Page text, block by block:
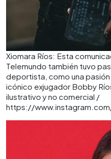
Xiomara Ríos: Esta
Telemundo también tuvo
deportista, como una
icónico exjugador Bobby
ilustrativo y no comercial /
https://